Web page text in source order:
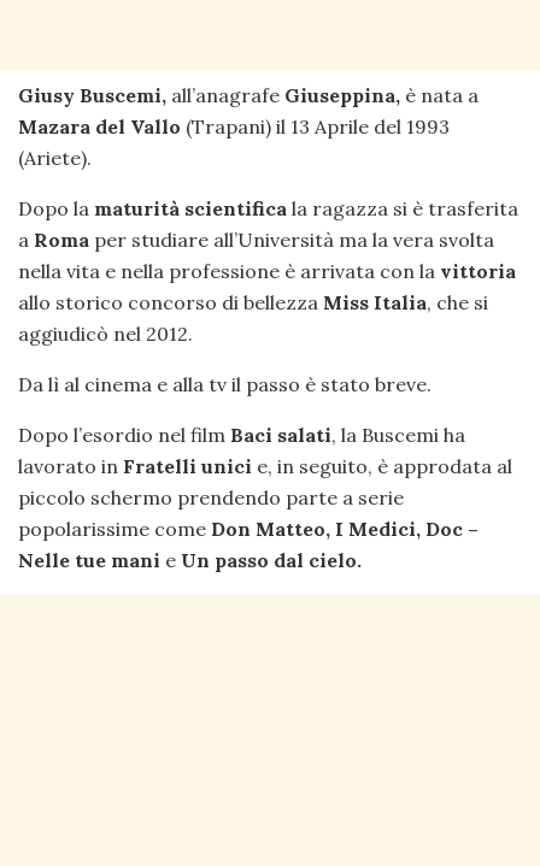
Giusy Buscemi, all’anagrafe Giuseppina, è nata a
Mazara del Vallo (Trapani) il 13 Aprile del 1993
(Ariete).
Dopo la maturità scientifica la ragazza si è trasferita
a Roma per studiare all’Università ma la vera svolta
nella vita e nella professione è arrivata con la vittoria
allo storico concorso di bellezza Miss Italia, che si
aggiudicò nel 2012.
Da lì al cinema e alla tv il passo è stato breve.
Dopo l’esordio nel film Baci salati, la Buscemi ha
lavorato in Fratelli unici e, in seguito, è approdata al
piccolo schermo prendendo parte a serie
popolarissime come Don Matteo, I Medici, Doc –
Nelle tue mani e Un passo dal cielo.